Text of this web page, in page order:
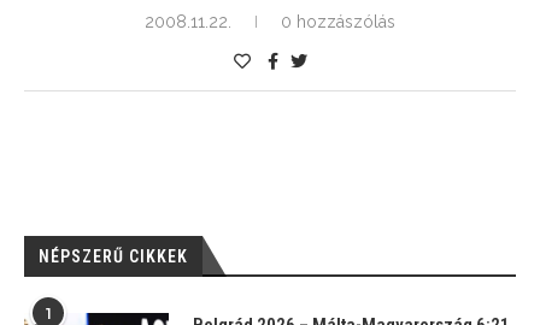
2008.11.22. 0 hozzászólás
NÉPSZERŰ CIKKEK
1